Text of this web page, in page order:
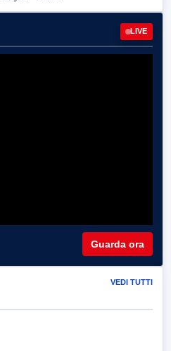
LIVE
Guarda ora
VEDI TUTTI